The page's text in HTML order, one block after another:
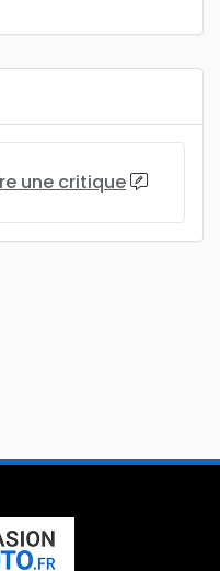
une critique